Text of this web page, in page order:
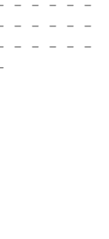
– – – – –
– – – – –
– – – – –